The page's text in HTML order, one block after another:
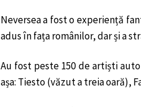
Neversea a fost o experiență
adus în fața românilor, dar și a
Au fost peste 150 de artiști
așa: Tiesto (văzut a treia oară),